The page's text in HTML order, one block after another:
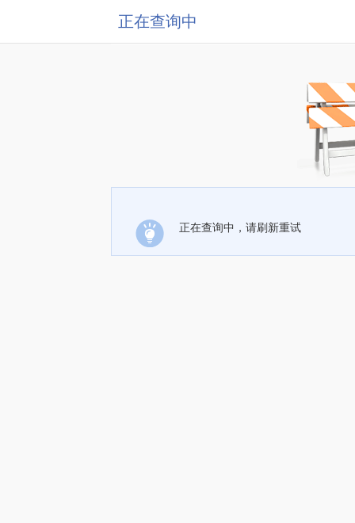
正在查询中
正在查询中，请刷新重试